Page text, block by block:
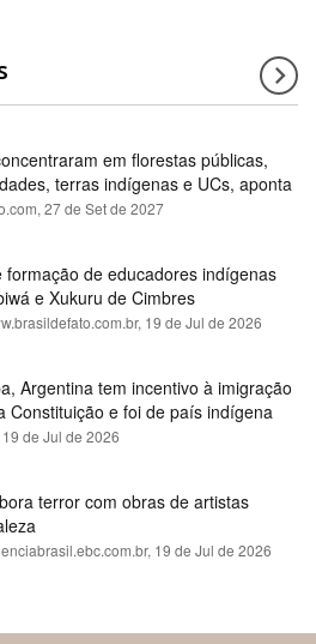
em florestas públicas,
terras indígenas e UCs, aponta
27 de Set de 2027
formação de educadores indígenas
e Xukuru de Cimbres
19 de Jul de 2026
Argentina tem incentivo à imigração
Constituição e foi de país indígena
19 de Jul de 2026
terror com obras de artistas
19 de Jul de 2026